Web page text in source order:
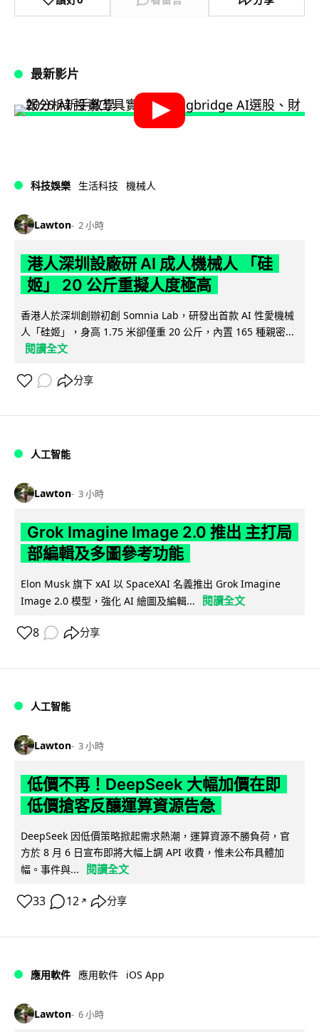
最新影片
科技娛樂 生活科技 機械人
Lawton 2 小時
港人深圳設廠研 AI 成人機械人 「硅
姬」 20 公斤重擬人度極高
香港人於深圳創辦初創 Somnia Lab，研發出首款 AI 性愛機械
人「硅姬」，身高 1.75 米卻僅重 20 公斤，內置 165 種親密...
閱讀全文
分享
人工智能
Lawton 3 小時
Grok Imagine Image 2.0 推出 主打局
部編輯及多圖參考功能
Elon Musk 旗下 xAI 以 SpaceXAI 名義推出 Grok Imagine
Image 2.0 模型，強化 AI 繪圖及編輯...
閱讀全文
8 分享
人工智能
Lawton 3 小時
低價不再！DeepSeek 大幅加價在即
低價搶客反釀運算資源告急
DeepSeek 因低價策略掀起需求熱潮，運算資源不勝負荷，官
方於 8 月 6 日宣布即將大幅上調 API 收費，惟未公布具體加
幅。事件與...
閱讀全文
33 12 ↗ 分享
應用軟件 應用軟件 iOS App
Lawton 6 小時